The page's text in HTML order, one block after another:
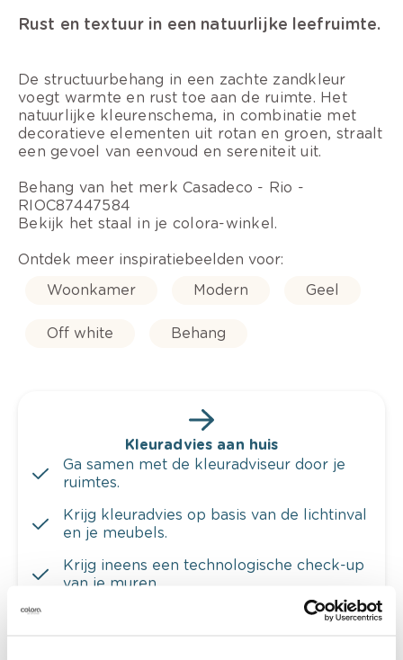
Rust en textuur in een natuurlijke leefruimte.
De structuurbehang in een zachte zandkleur
voegt warmte en rust toe aan de ruimte. Het
natuurlijke kleurenschema, in combinatie met
decoratieve elementen uit rotan en groen, straalt
een gevoel van eenvoud en sereniteit uit.
Behang van het merk Casadeco - Rio -
RIOC87447584
Bekijk het staal in je colora-winkel.
Ontdek meer inspiratiebeelden voor:
Woonkamer
Modern Geel
Off white Behang
Kleuradvies aan huis
Ga samen met de kleuradviseur door je
ruimtes.
Krijg kleuradvies op basis van de lichtinval
en je meubels.
Krijg ineens een technologische check-up
van je muren.